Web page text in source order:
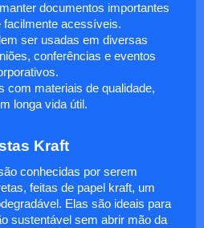
documentos importantes
facilmente acessíveis.
ser usadas em diversas
conferências e eventos
com materiais de qualidade,
longa vida útil.
Kraft
conhecidas por serem
feitas de papel kraft, um
Elas são ideais para
sustentável sem abrir mão da